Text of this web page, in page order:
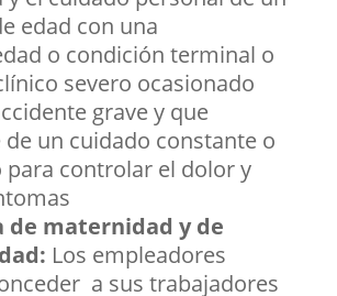
edad con una
o condición terminal o
severo ocasionado
grave y que
de un cuidado constante o
para controlar el dolor y
de maternidad y de
Los empleadores
a sus trabajadores